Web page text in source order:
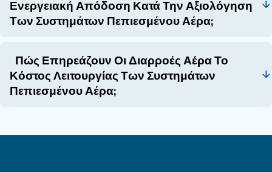
Ποιοι Παράγοντες Επηρεάζουν Το
Ποιο Είναι Το Κόστος Συντήρησης